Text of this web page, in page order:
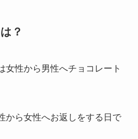
？
女性から男性へチョコレート
から女性へお返しをする日で